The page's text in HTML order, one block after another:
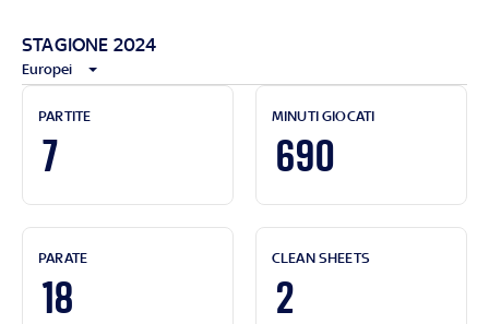
STAGIONE 2024
Europei
PARTITE
7
MINUTI GIOCATI
690
PARATE
18
CLEAN SHEETS
2